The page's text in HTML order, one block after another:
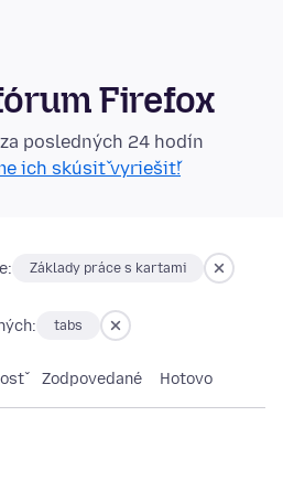
Firefox
posledných 24 hodín
ich skúsiť vyriešiť!
Základy práce s kartami
tabs
Zodpovedané Hotovo